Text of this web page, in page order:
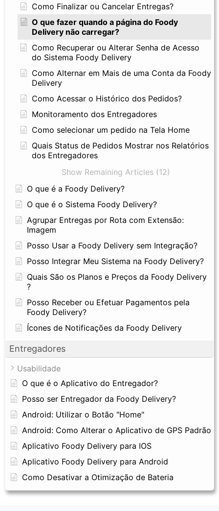
Como Finalizar ou Cancelar Entregas?
O que fazer quando a página do Foody
Delivery não carregar?
Como Recuperar ou Alterar Senha de Acesso
do Sistema Foody Delivery
Como Alternar em Mais de uma Conta da Foody
Delivery
Como Acessar o Histórico dos Pedidos?
Monitoramento dos Entregadores
Como selecionar um pedido na Tela Home
Quais Status de Pedidos Mostrar nos Relatórios
dos Entregadores
Show Remaining Articles (12)
O que é a Foody Delivery?
O que é o Sistema Foody Delivery?
Agrupar Entregas por Rota com Extensão:
Imagem
Posso Usar a Foody Delivery sem Integração?
Posso Integrar Meu Sistema na Foody Delivery?
Quais São os Planos e Preços da Foody Delivery
?
Posso Receber ou Efetuar Pagamentos pela
Foody Delivery?
Ícones de Notificações da Foody Delivery
Entregadores
Usabilidade
O que é o Aplicativo do Entregador?
Posso ser Entregador da Foody Delivery?
Android: Utilizar o Botão "Home"
Android: Como Alterar o Aplicativo de GPS Padrão
Aplicativo Foody Delivery para IOS
Aplicativo Foody Delivery para Android
Como Desativar a Otimização de Bateria